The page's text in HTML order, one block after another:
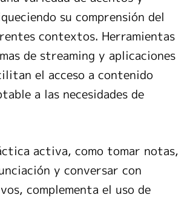
su comprensión del
contextos. Herramientas
de streaming y aplicaciones
el acceso a contenido
a las necesidades de
activa, como tomar notas,
y conversar con
complementa el uso de